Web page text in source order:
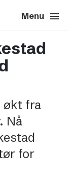
Menu menu
Close close
økt fra
Nå
for